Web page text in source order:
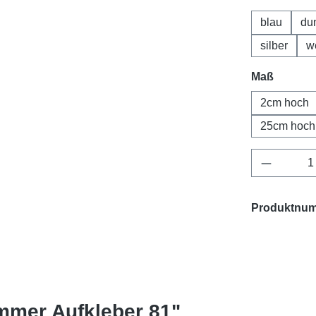
blau
silber
Maß
2cm hoch
25cm hoch
Aufkleber 81"